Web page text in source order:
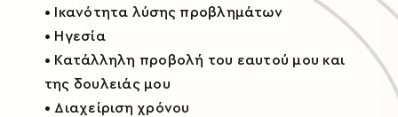
• Ικανότητα λύσης προβλημάτων
• Ηγεσία
• Κατάλληλη προβολή του εαυτού μου και
της δουλειάς μου
• Διαχείριση χρόνου